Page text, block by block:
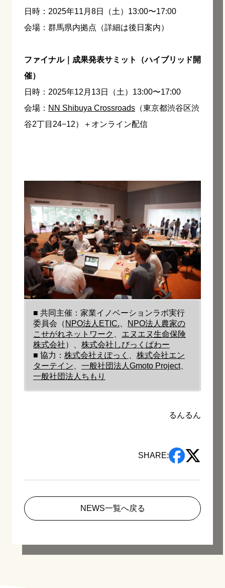
日時：2025年11月8日（土）13:00〜17:00
会場：群馬県内拠点（詳細は後日案内）
ファイナル｜成果発表サミット（ハイブリッド開
催）
日時：2025年12月13日（土）13:00〜17:00
会場： NN Shibuya Crossroads （東京都渋谷区渋
谷2丁目24−12）＋オンライン配信
■ 共同主催：家業イノベーションラボ実行
委員会（ NPO法人ETIC.
NPO法人農家の
こせがれネットワーク
エヌエヌ生命保険
株式会社）、 株式会社しびっくぱわー
■ 協力： 株式会社えぽっく
株式会社エン
ターテイン
一般社団法人Gmoto Project、
一般社団法人ちもり
るんるん
SHARE:
NEWS一覧へ戻る